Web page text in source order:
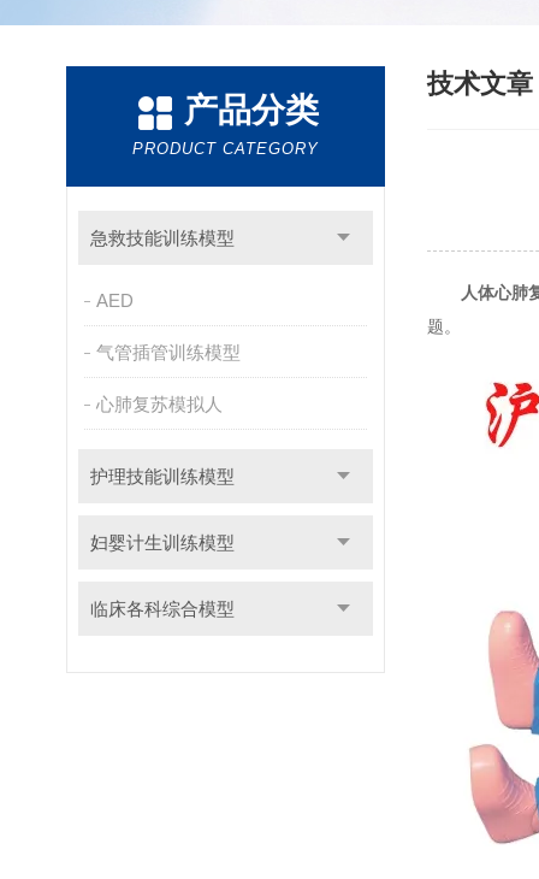
产品分类
PRODUCT CATEGORY
急救技能训练模型
AED
气管插管训练模型
心肺复苏模拟人
护理技能训练模型
妇婴计生训练模型
临床各科综合模型
技术文章
人体心肺
题。